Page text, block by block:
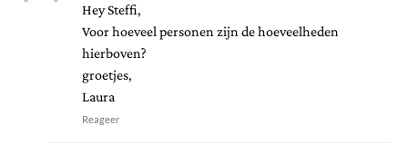
Hey Steffi,
Voor hoeveel personen zijn de hoeveelheden
hierboven?
groetjes,
Laura
Reageer